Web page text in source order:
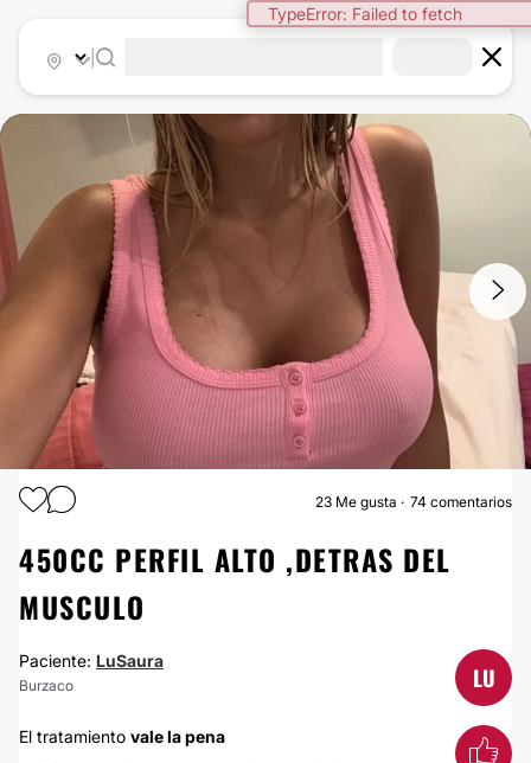
AUMENTO MAMAS
23 Me gusta 74 comentarios
450CC PERFIL ALTO ,DETRAS DEL
MUSCULO
Paciente: LuSaura
Burzaco LU
El tratamiento vale la pena